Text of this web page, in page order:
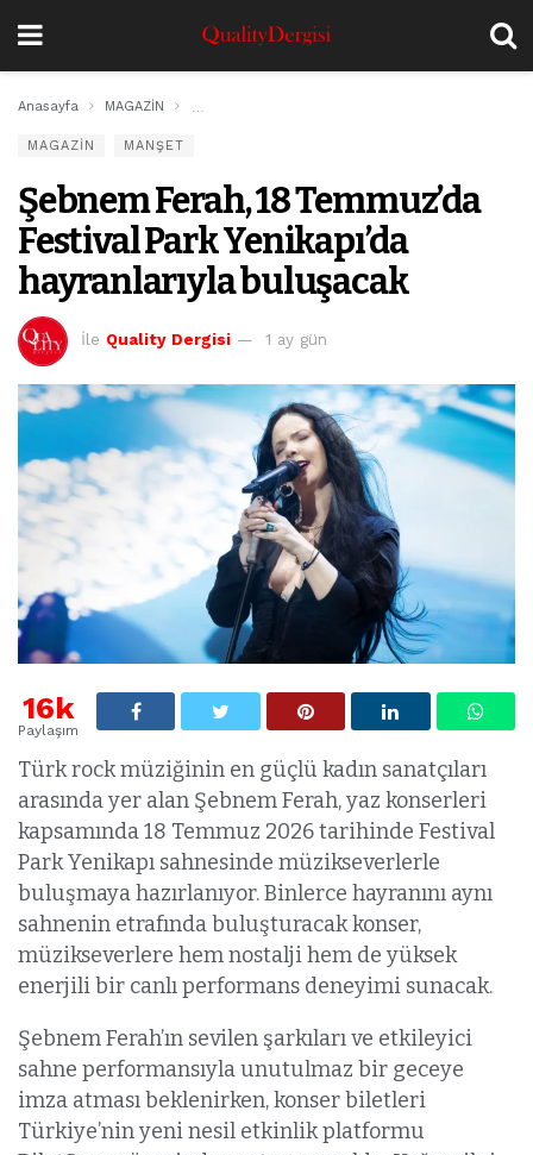
Anasayfa MAGAZİN
MAGAZİN MANŞET
Şebnem Ferah, 18 Temmuz’da
Festival Park Yenikapı’da
hayranlarıyla buluşacak
İle Quality Dergisi 1 ay gün
16k
Paylaşım
Türk rock müziğinin en güçlü kadın sanatçıları
arasında yer alan Şebnem Ferah, yaz konserleri
kapsamında 18 Temmuz 2026 tarihinde Festival
Park Yenikapı sahnesinde müzikseverlerle
buluşmaya hazırlanıyor. Binlerce hayranını aynı
sahnenin etrafında buluşturacak konser,
müzikseverlere hem nostalji hem de yüksek
enerjili bir canlı performans deneyimi sunacak.
Şebnem Ferah’ın sevilen şarkıları ve etkileyici
sahne performansıyla unutulmaz bir geceye
imza atması beklenirken, konser biletleri
Türkiye’nin yeni nesil etkinlik platformu